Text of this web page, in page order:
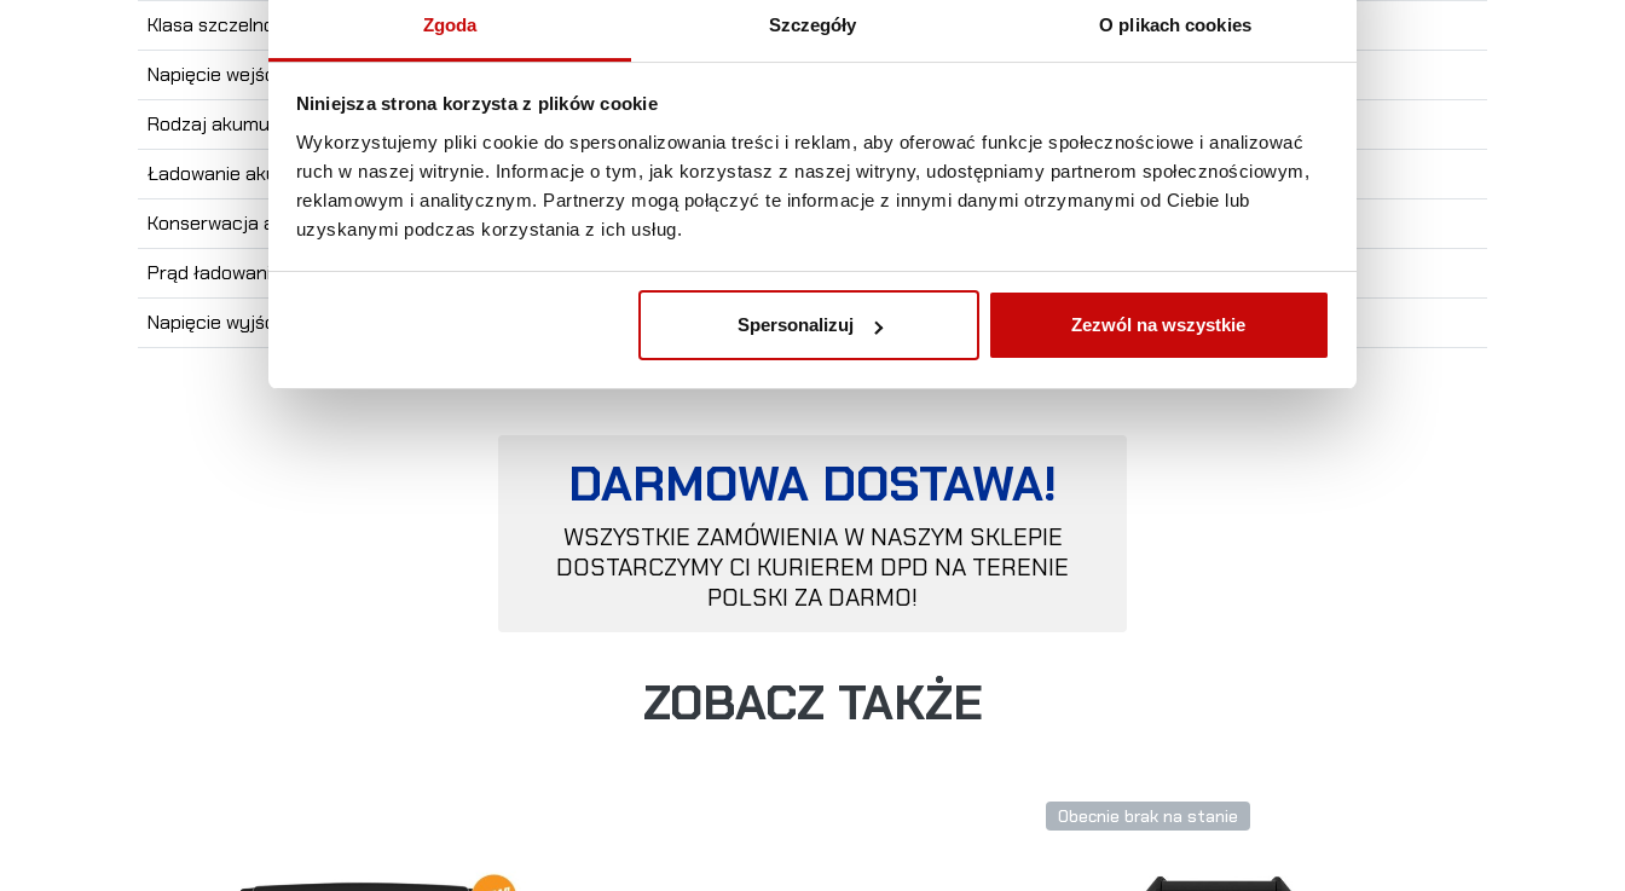
Zgoda Szczegóły O plikach cookies
Niniejsza strona korzysta z plików cookie
Wykorzystujemy pliki cookie do spersonalizowania treści i reklam, aby oferować funkcje społecznościowe i analizować
ruch w naszej witrynie. Informacje o tym, jak korzystasz z naszej witryny, udostępniamy partnerom społecznościowym,
reklamowym i analitycznym. Partnerzy mogą połączyć te informacje z innymi danymi otrzymanymi od Ciebie lub
uzyskanymi podczas korzystania z ich usług.
Spersonalizuj Zezwól na wszystkie
Klasa szczelności:
IP20
Napięcie wejściowe:
Rodzaj akumulatorów:
Ładowanie akumulatorów:
12V: 20–1200Ah, 24V: 10–600Ah
Konserwacja akumulatorów:
Prąd ładowania:
40/20A
Napięcie wyjściowe:
12/24V
DARMOWA DOSTAWA!
WSZYSTKIE ZAMÓWIENIA W NASZYM SKLEPIE
DOSTARCZYMY CI KURIEREM DPD NA TERENIE
POLSKI ZA DARMO!
ZOBACZ TAKŻE
Obecnie brak na stanie